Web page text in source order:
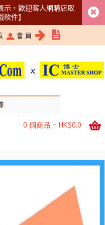
示，歡迎客人網購店取
軟件】
會 員
0 個商品 - HK$0.0
N610-V2-O (橘色) 小巧強力腰間風